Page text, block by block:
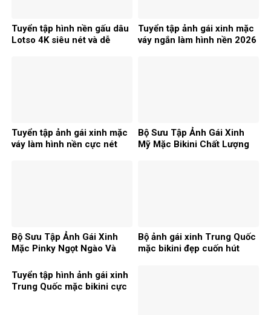
Tuyển tập hình nền gấu dâu
Lotso 4K siêu nét và dễ
Tuyển tập ảnh gái xinh mặc
váy ngắn làm hình nền 2026
Tuyển tập ảnh gái xinh mặc
váy làm hình nền cực nét
Bộ Sưu Tập Ảnh Gái Xinh
Mỹ Mặc Bikini Chất Lượng
Bộ Sưu Tập Ảnh Gái Xinh
Mặc Pinky Ngọt Ngào Và
Bộ ảnh gái xinh Trung Quốc
mặc bikini đẹp cuốn hút
Tuyển tập hình ảnh gái xinh
Trung Quốc mặc bikini cực